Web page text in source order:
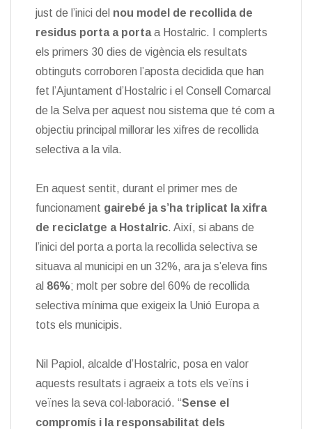
just de l’inici del nou model de recollida de
residus porta a portaa Hostalric. I complerts
els primers 30 dies de vigència els resultats
obtinguts corroboren l’aposta decidida que han
fet l’Ajuntament d’Hostalric i el Consell Comarcal
de la Selva per aquest nou sistema que té com a
objectiu principal millorar les xifres de recollida
selectiva a la vila.
En aquest sentit, durant el primer mes de
funcionament gairebé ja s’ha triplicat la xifra
de reciclatge a Hostalric. Així, si abans de
l’inici del porta a porta la recollida selectiva se
situava al municipi en un 32%, ara ja s’eleva fins
al 86%; molt per sobre del 60% de recollida
selectiva mínima que exigeix la Unió Europa a
tots els municipis.
Nil Papiol, alcalde d’Hostalric, posa en valor
aquests resultats i agraeix a tots els veïns i
veïnes la seva col·laboració. “Sense el
compromís i la responsabilitat dels